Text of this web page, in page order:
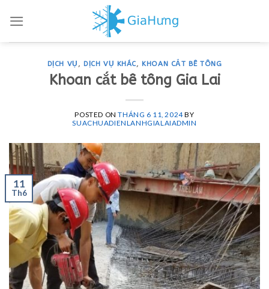
DỊCH VỤ , DỊCH VỤ KHÁC, KHOAN CẮT BÊ TÔNG
Khoan cắt bê tông Gia Lai
POSTED ONTHÁNG 6 11, 2024BY
SUACHUADIENLANHGIALAIADMIN
11
Th6